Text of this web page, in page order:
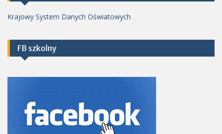
Krajowy System Danych Oświatowych
FB szkolny